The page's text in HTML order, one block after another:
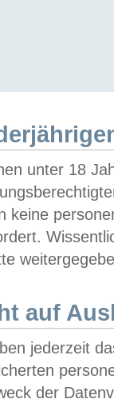
unter 18
keine
auf
jederzeit
der